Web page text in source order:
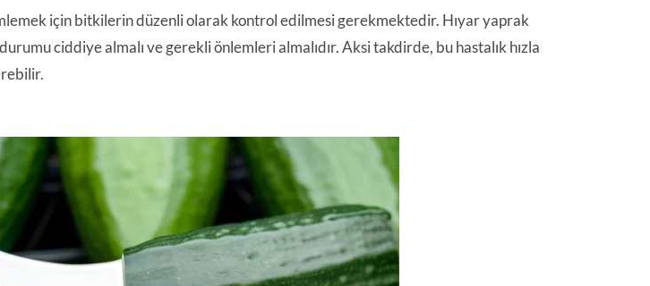
için bitkilerin düzenli olarak kontrol edilmesi gerekmektedir. Hıyar yaprak
ciddiye almalı ve gerekli önlemleri almalıdır. Aksi takdirde, bu hastalık hızla